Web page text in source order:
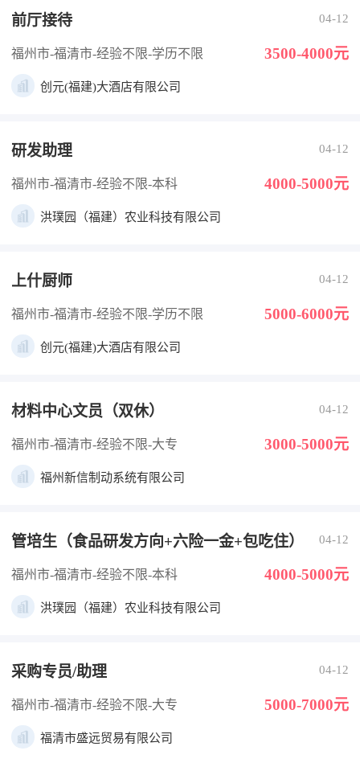
前厅接待 04-12
福州市-福清市-经验不限-学历不限 3500-4000元
创元(福建)大酒店有限公司
研发助理 04-12
福州市-福清市-经验不限-本科 4000-5000元
洪璞园（福建）农业科技有限公司
上什厨师 04-12
福州市-福清市-经验不限-学历不限 5000-6000元
创元(福建)大酒店有限公司
材料中心文员（双休） 04-12
福州市-福清市-经验不限-大专 3000-5000元
福州新信制动系统有限公司
管培生（食品研发方向+六险一金+包吃住） 04-12
福州市-福清市-经验不限-本科 4000-5000元
洪璞园（福建）农业科技有限公司
采购专员/助理 04-12
福州市-福清市-经验不限-大专 5000-7000元
福清市盛远贸易有限公司